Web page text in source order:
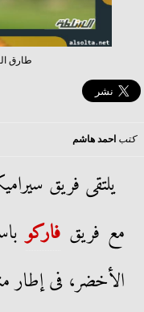
طارق
كتب احمد هاشم
يلتقى فريق
مع فريق فاركو
الأخضر، فى إطار